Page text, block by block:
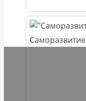
Саморазвитие